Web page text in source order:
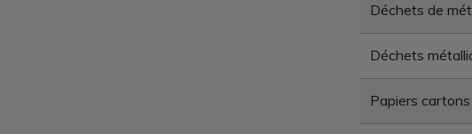
Déchets de
Déchets
Papiers